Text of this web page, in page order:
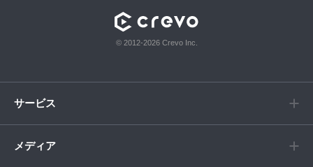
© 2012-2026 Crevo Inc.
サービス
メディア